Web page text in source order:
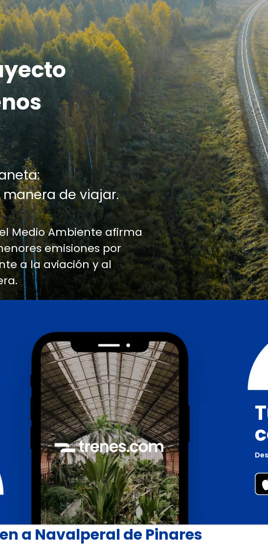
de viajar.
Medio Ambiente afirma
emisiones por
a la aviación y al
a Navalperal de Pinares